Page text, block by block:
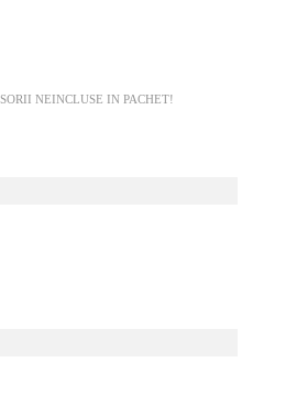
NEINCLUSE IN PACHET!